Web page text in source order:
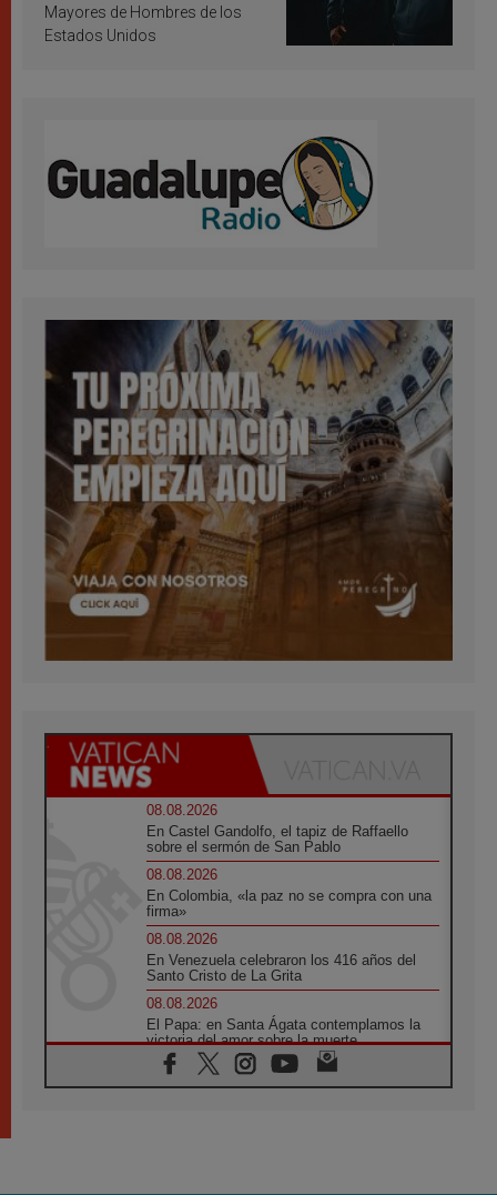
Mayores de Hombres de los
Estados Unidos
08.08.2026
En Castel Gandolfo, el tapiz de Raffaello
sobre el sermón de San Pablo
08.08.2026
En Colombia, «la paz no se compra con una
firma»
08.08.2026
En Venezuela celebraron los 416 años del
Santo Cristo de La Grita
08.08.2026
El Papa: en Santa Ágata contemplamos la
victoria del amor sobre la muerte
08.08.2026
León XIV visitará el Santuario de la Madre